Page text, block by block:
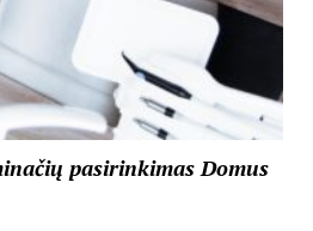
pasirinkimas Domus